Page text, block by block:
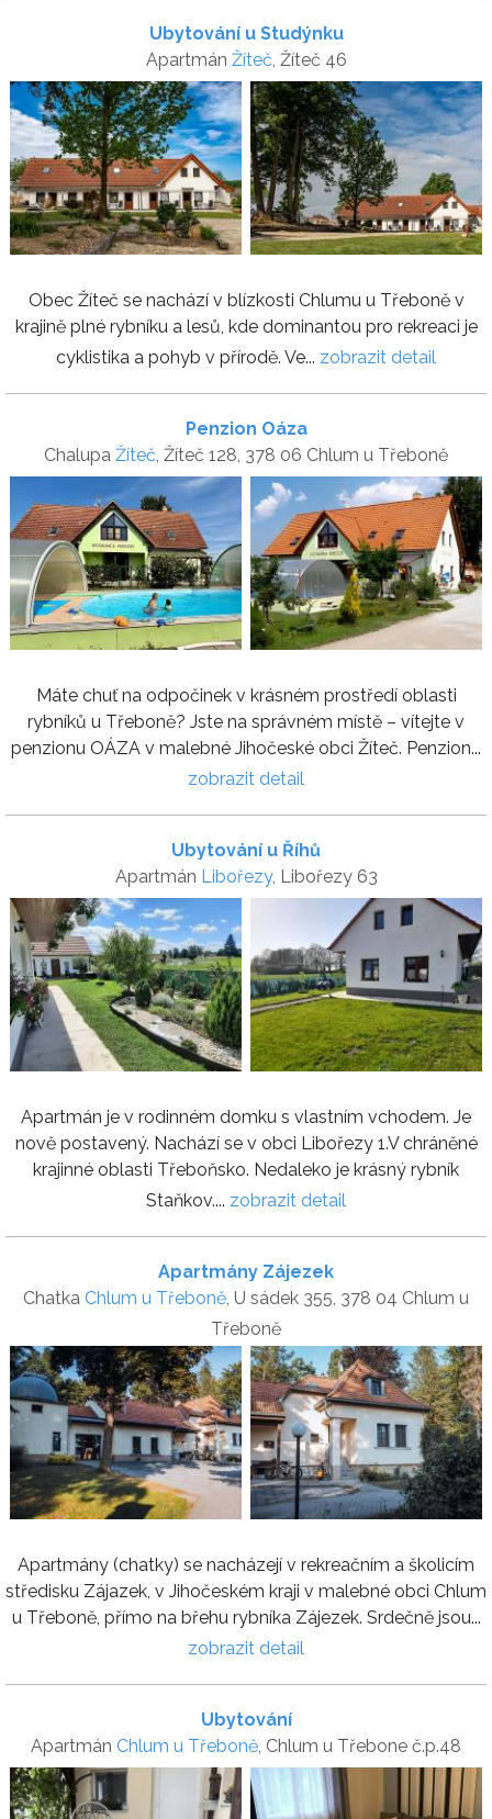
Ubytování u Studýnku
Apartmán Žíteč , Žíteč 46
Obec Žíteč se nachází v blízkosti Chlumu u Třeboně v
krajině plné rybníku a lesů, kde dominantou pro rekreaci je
cyklistika a pohyb v přírodě. Ve... zobrazit detail
Penzion Oáza
Chalupa Žíteč , Žíteč 128, 378 06 Chlum u Třeboně
Máte chuť na odpočinek v krásném prostředí oblasti
rybníků u Třeboně? Jste na správném místě – vítejte v
penzionu OÁZA v malebné Jihočeské obci Žíteč. Penzion...
zobrazit detail
Ubytování u Říhů
Apartmán Libořezy, Libořezy 63
Apartmán je v rodinném domku s vlastním vchodem. Je
nově postavený. Nachází se v obci Libořezy 1.V chráněné
krajinné oblasti Třeboňsko. Nedaleko je krásný rybník
Staňkov.... zobrazit detail
Apartmány Zájezek
Chatka Chlum u Třeboně, U sádek 355, 378 04 Chlum u
Třeboně
Apartmány (chatky) se nacházejí v rekreačním a školicím
středisku Zájazek, v Jihočeském kraji v malebné obci Chlum
u Třeboně, přímo na břehu rybníka Zájezek. Srdečně jsou...
zobrazit detail
Ubytování
Apartmán Chlum u Třeboně, Chlum u Třebone č.p.48